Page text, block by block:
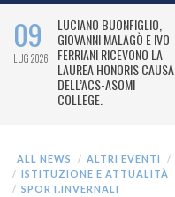
09
LUG 2026
LUCIANO BUONFIGLIO,
GIOVANNI MALAGÒ E IVO
FERRIANI RICEVONO LA
LAUREA HONORIS CAUSA
DELL’ACS-ASOMI
COLLEGE.
ALL NEWS ALTRI EVENTI
ISTITUZIONE E ATTUALITÀ
SPORT.INVERNALI